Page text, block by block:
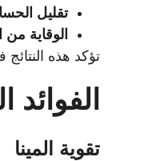
تقليل
الوقاية
تؤكد هذه
تقوية المينا